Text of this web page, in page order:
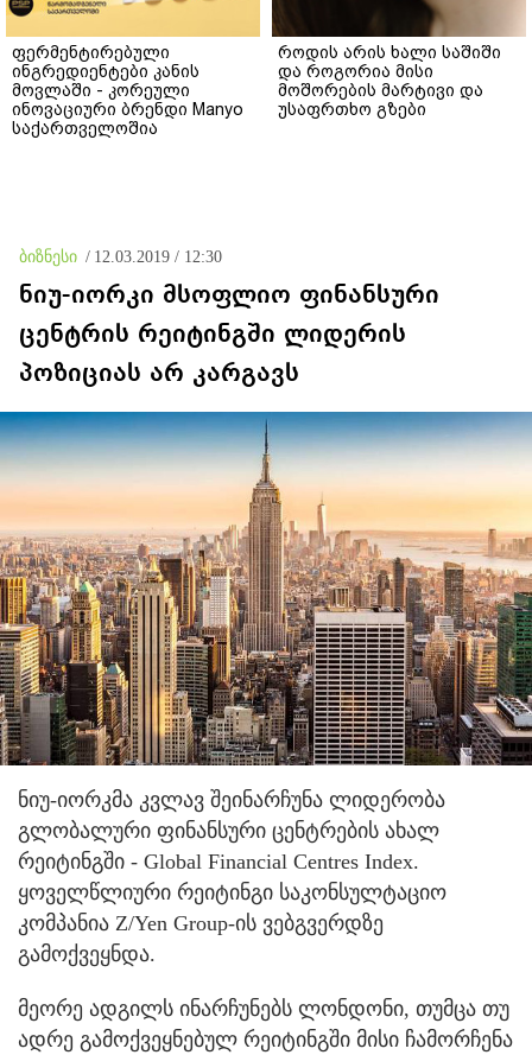
ფერმენტირებული
ინგრედიენტები კანის
მოვლაში - კორეული
ინოვაციური ბრენდი Manyo
საქართველოშია
როდის არის ხალი საშიში
და როგორია მისი
მოშორების მარტივი და
უსაფრთხო გზები
ბიზნესი / 12.03.2019 / 12:30
ნიუ-იორკი მსოფლიო ფინანსური
ცენტრის რეიტინგში ლიდერის
პოზიციას არ კარგავს
ნიუ-იორკმა კვლავ შეინარჩუნა ლიდერობა
გლობალური ფინანსური ცენტრების ახალ
რეიტინგში - Global Financial Centres Index.
ყოველწლიური რეიტინგი საკონსულტაციო
კომპანია Z/Yen Group-ის ვებგვერდზე
გამოქვეყნდა.
მეორე ადგილს ინარჩუნებს ლონდონი, თუმცა თუ
ადრე გამოქვეყნებულ რეიტინგში მისი ჩამორჩენა